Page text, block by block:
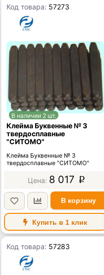
Код товара: 57273
В наличии 2 шт.
Клейма Буквенные № 3
твердосплавные
"СИТОМО"
Клейма Буквенные № 3
твердосплавные "СИТОМО"
8 017 p
В корзину
Купить в 1 клик
Код товара: 57283